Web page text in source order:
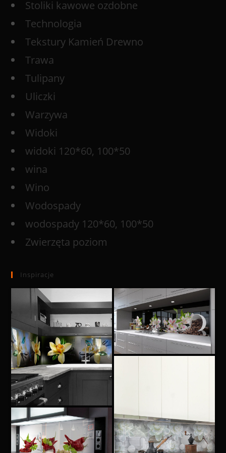
Stoliki kawowe ozdobne
Technologia
Tekstury Kamień Drewno
Trawa
Tulipany
Uliczki
Warzywa
Widoki
widoki 120*60, 100*50
wina
Wino
Wodospady
wodospady 120*60, 100*50
Zwierzęta poziom
Inspiracje